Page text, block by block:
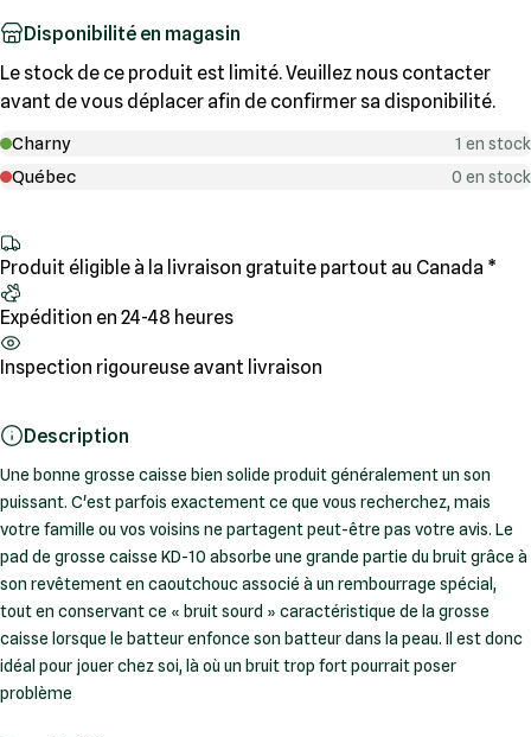
Disponibilité en magasin
Le stock de ce produit est limité. Veuillez nous contacter
avant de vous déplacer afin de confirmer sa disponibilité.
Charny 1 en stock
Québec 0 en stock
Produit éligible à la livraison gratuite partout au Canada *
Expédition en 24-48 heures
Inspection rigoureuse avant livraison
Description
Une bonne grosse caisse bien solide produit généralement un son
puissant. C'est parfois exactement ce que vous recherchez, mais
votre famille ou vos voisins ne partagent peut-être pas votre avis. Le
pad de grosse caisse KD-10 absorbe une grande partie du bruit grâce à
son revêtement en caoutchouc associé à un rembourrage spécial,
tout en conservant ce « bruit sourd » caractéristique de la grosse
caisse lorsque le batteur enfonce son batteur dans la peau. Il est donc
idéal pour jouer chez soi, là où un bruit trop fort pourrait poser
problème